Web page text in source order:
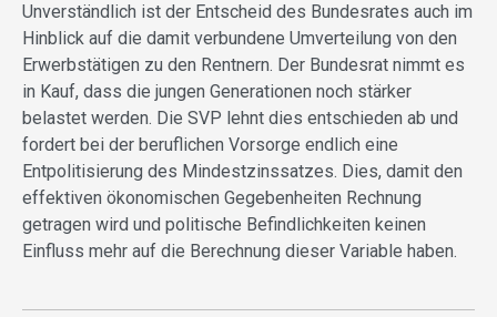
Unverständlich ist der Entscheid des Bundesrates auch im
Hinblick auf die damit verbundene Umverteilung von den
Erwerbstätigen zu den Rentnern. Der Bundesrat nimmt es
in Kauf, dass die jungen Generationen noch stärker
belastet werden. Die SVP lehnt dies entschieden ab und
fordert bei der beruflichen Vorsorge endlich eine
Entpolitisierung des Mindestzinssatzes. Dies, damit den
effektiven ökonomischen Gegebenheiten Rechnung
getragen wird und politische Befindlichkeiten keinen
Einfluss mehr auf die Berechnung dieser Variable haben.